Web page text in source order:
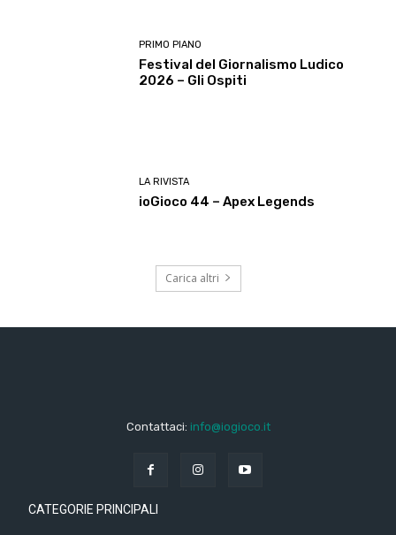
PRIMO PIANO
Festival del Giornalismo Ludico
2026 – Gli Ospiti
LA RIVISTA
ioGioco 44 – Apex Legends
Carica altri
Contattaci: info@iogioco.it
CATEGORIE PRINCIPALI